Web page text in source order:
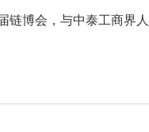
博会，与中泰工商界